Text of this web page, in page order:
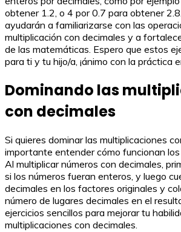
obtener 1.2, o 4 por 0.7 para obtener
ayudarán a familiarizarse con las
multiplicación con decimales y a
de las matemáticas. Espero que estos
para ti y tu hijo/a, ¡ánimo con la práctica
Dominando las
con decimales
Si quieres dominar las multiplicaciones
importante entender cómo funcionan
Al multiplicar números con decimales,
si los números fueran enteros, y luego
decimales en los factores originales y
número de lugares decimales en el
ejercicios sencillos para mejorar tu
multiplicaciones con decimales.